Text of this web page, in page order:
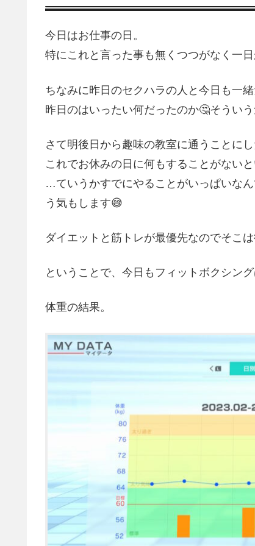
今日はお仕事の日。
特にこれと言った事も無くつつがなく一
ちなみに昨日のセクハラの人と今日も一
昨日のはいったい何だったのか🤔そうい
さて明後日から趣味の教室に通うことに
これでお休みの日に何もすることがない
…ていうかすでにやることがいっぱいな
う気もします😅
ダイエットと筋トレが最優先なのでそこ
ということで、今日もフィットボクシン
体重の結果。